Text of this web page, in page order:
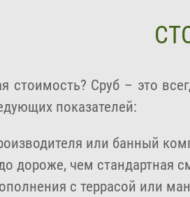
стоимость? Сруб – это
показателей:
или банный
дороже, чем стандартная
с террасой или